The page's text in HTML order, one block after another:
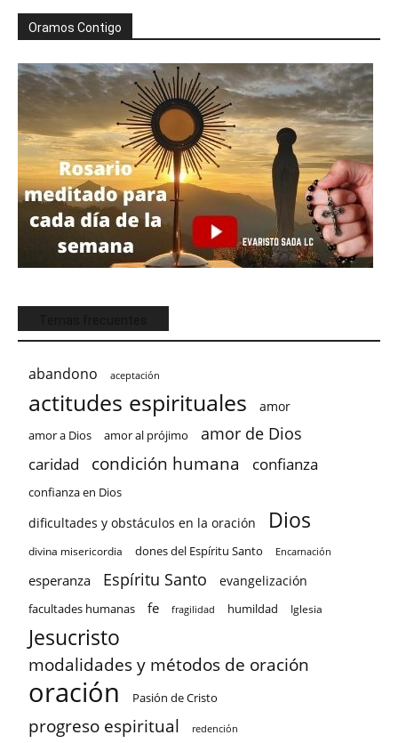
Oramos Contigo
abandono aceptación
actitudes espirituales amor
amor a Dios amor al prójimo amor de Dios
caridad condición humana confianza
confianza en Dios
dificultades y obstáculos en la oración Dios
divina misericordia dones del Espíritu Santo Encarnación
esperanza Espíritu Santo evangelización
facultades humanas fe fragilidad humildad Iglesia
Jesucristo
modalidades y métodos de oración
oración Pasión de Cristo
progreso espiritual redención